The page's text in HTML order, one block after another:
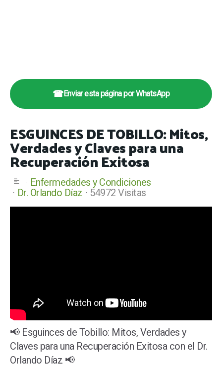
☎Enviar esta página por WhatsApp
ESGUINCES DE TOBILLO: Mitos,
Verdades y Claves para una
Recuperación Exitosa
Enfermedades y Condiciones
Dr. Orlando Díaz
54972 Visitas
📢 Esguinces de Tobillo: Mitos, Verdades y
Claves para una Recuperación Exitosa con el Dr.
Orlando Díaz 📢